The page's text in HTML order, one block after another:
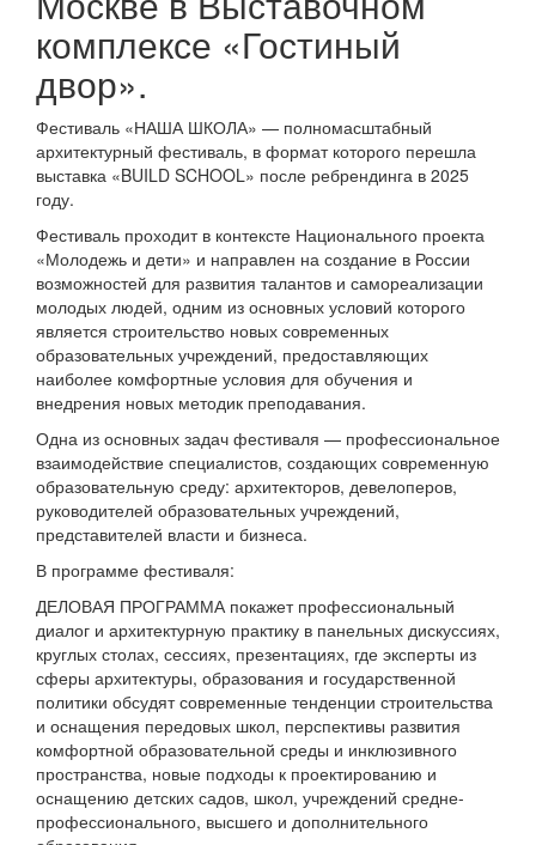
комплексе «Гостиный
двор».
Фестиваль «НАША ШКОЛА» — полномасштабный
архитектурный фестиваль, в формат которого перешла
выставка «BUILD SCHOOL» после ребрендинга в 2025
году.
Фестиваль проходит в контексте Национального проекта
«Молодежь и дети» и направлен на создание в России
возможностей для развития талантов и самореализации
молодых людей, одним из основных условий которого
является строительство новых современных
образовательных учреждений, предоставляющих
наиболее комфортные условия для обучения и
внедрения новых методик преподавания.
Одна из основных задач фестиваля — профессиональное
взаимодействие специалистов, создающих современную
образовательную среду: архитекторов, девелоперов,
руководителей образовательных учреждений,
представителей власти и бизнеса.
В программе фестиваля:
ДЕЛОВАЯ ПРОГРАММА покажет профессиональный
диалог и архитектурную практику в панельных дискуссиях,
круглых столах, сессиях, презентациях, где эксперты из
сферы архитектуры, образования и государственной
политики обсудят современные тенденции строительства
и оснащения передовых школ, перспективы развития
комфортной образовательной среды и инклюзивного
пространства, новые подходы к проектированию и
оснащению детских садов, школ, учреждений средне-
профессионального, высшего и дополнительного